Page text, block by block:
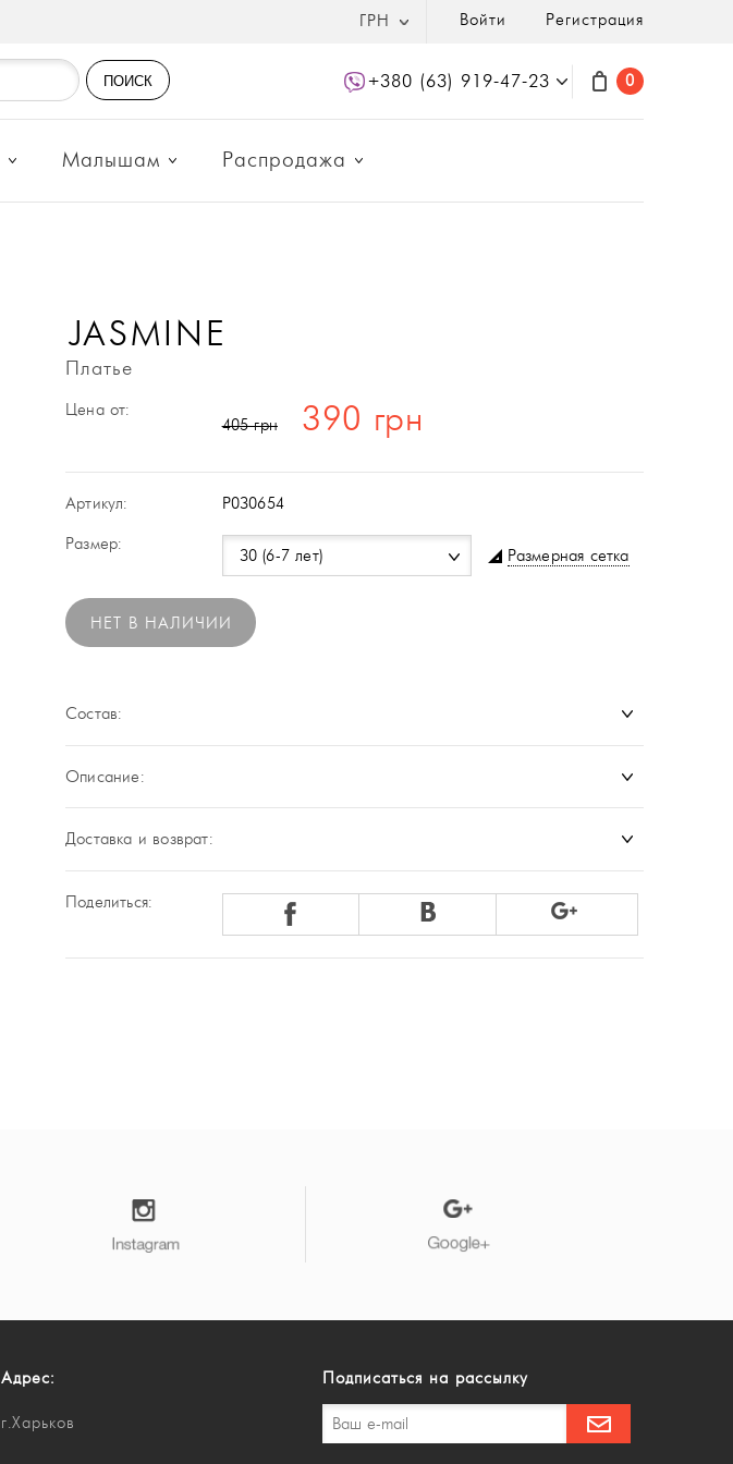
ГРН Войти Регистрация
+380 (63) 919-47-23 0
ПОИСК
Малышам Распродажа
JASMINE
Платье
Цена от:
405 грн
390 грн
Артикул: P030654
Размер:
30 (6-7 лет) Размерная сетка
НЕТ В НАЛИЧИИ
Состав:
Описание:
Доставка и возврат:
Поделиться:
Адрес:
г.Харьков
Подписаться на рассылку